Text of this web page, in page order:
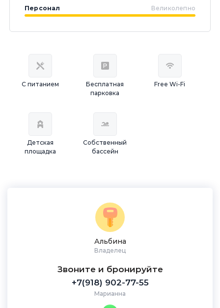
Персонал Великолепно
С питанием
Бесплатная
парковка
Free Wi-Fi
Детская
площадка
Собственный
бассейн
Альбина
Владелец
Звоните и бронируйте
+7(918) 902-77-55
Марианна